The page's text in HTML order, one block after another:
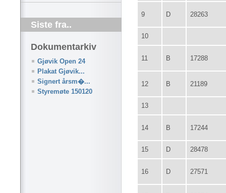
Siste fra..
Dokumentarkiv
Gjøvik Open 24
Plakat Gjøvik...
Signert årsm�...
Styremøte 150120
9 D 28263
10
11 B 17288
12 B 21189
13
14 B 17244
15 D 28478
16 D 27571